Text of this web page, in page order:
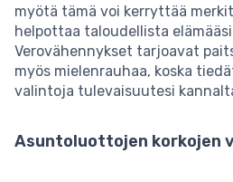
myötä tämä voi kerryttää
helpottaa taloudellista
Verovähennykset tarjoavat
myös mielenrauhaa, koska
valintoja tulevaisuutesi
Asuntoluottojen korkojen